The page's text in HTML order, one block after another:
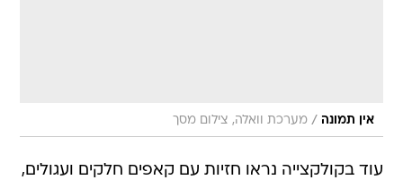
אין תמונה / מערכת וואלה, צילום מסך
עוד בקולקצייה נראו חזיות עם קאפים חלקים ועגולים,